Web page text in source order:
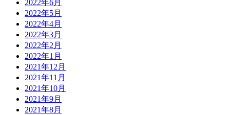
2022年6月
2022年5月
2022年4月
2022年3月
2022年2月
2022年1月
2021年12月
2021年11月
2021年10月
2021年9月
2021年8月